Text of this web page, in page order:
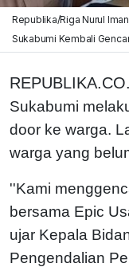
Republika/Riga Nurul Iman
Sukabumi Kembali
Sukabumi
door ke warga.
warga yang
''Kami
bersama Epic
ujar Kepala
Pengendalian